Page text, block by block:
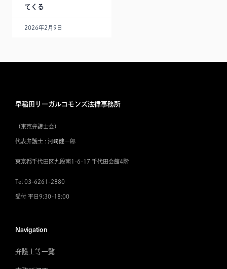
てくる
2026年2月9日
早稲田リーガルコモンズ法律事務所
（東京弁護士会）
代表弁護士 : 河﨑健一郎
東京都千代田区九段南1-6-17 千代田会館4階
Tel 03-6261-2880
受付 平日9:30-18:00
Navigation
弁護士等一覧